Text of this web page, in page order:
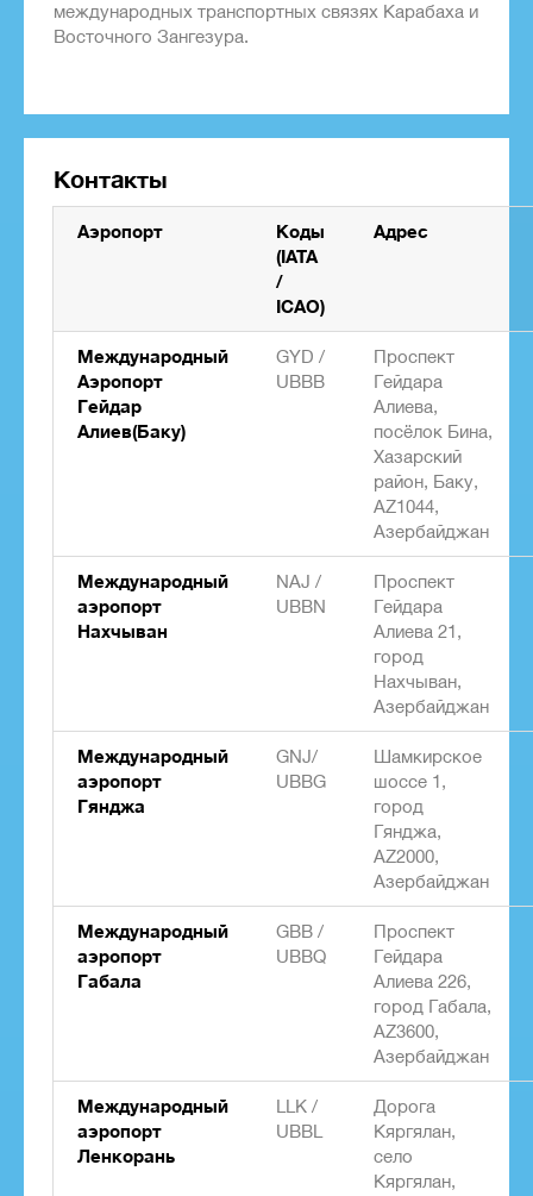
международных транспортных связях Карабаха и
Восточного Зангезура.
Контакты
Аэропорт
Коды
(IATA
/
ICAO)
Адрес
Международный
Аэропорт
Гейдар
Алиев(Баку)
GYD /
UBBB
Проспект
Гейдара
Алиева,
посёлок Бина,
Хазарский
район, Баку,
AZ1044,
Азербайджан
Международный
аэропорт
Нахчыван
NAJ /
UBBN
Проспект
Гейдара
Алиева 21,
город
Нахчыван,
Азербайджан
Международный
аэропорт
Гянджа
GNJ/
UBBG
Шамкирское
шоссе 1,
город
Гянджа,
AZ2000,
Азербайджан
Международный
аэропорт
Габала
GBB /
UBBQ
Проспект
Гейдара
Алиева 226,
город Габала,
AZ3600,
Азербайджан
Международный
аэропорт
Ленкорань
LLK /
UBBL
Дорога
Кяргялан,
село
Кяргялан,